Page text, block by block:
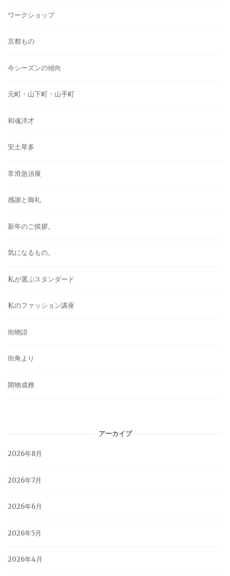
ワークショップ
京都もの
今シーズンの傾向
元町・山下町・山手町
和魂洋才
安土草多
常滑急須展
感謝と御礼
新年のご挨拶。
気になるもの。
私が選ぶスタンダード
私のファッション講座
街物語
街角より
開物成務
アーカイブ
2026年8月
2026年7月
2026年6月
2026年5月
2026年4月